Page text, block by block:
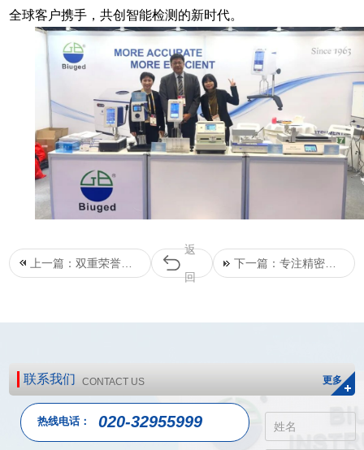
全球客户携手，共创智能检测的新时代。
上一篇：双重荣誉｜
返
回
下一篇：专注精密二
联系我们 CONTACT US 更多
热线电话： 020-32955999